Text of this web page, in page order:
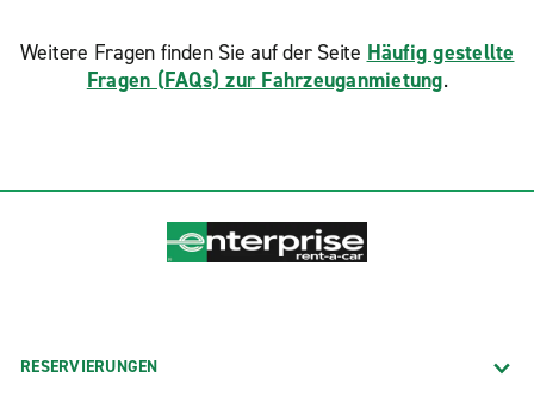
Weitere Fragen finden Sie auf der Seite Häufig gestellte
Fragen (FAQs) zur Fahrzeuganmietung.
RESERVIERUNGEN